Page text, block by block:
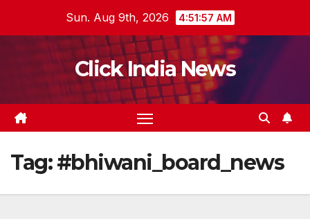
Sun. Aug 9th, 2026 4:51:57 AM
Click India News
Tag:#bhiwani_board_news